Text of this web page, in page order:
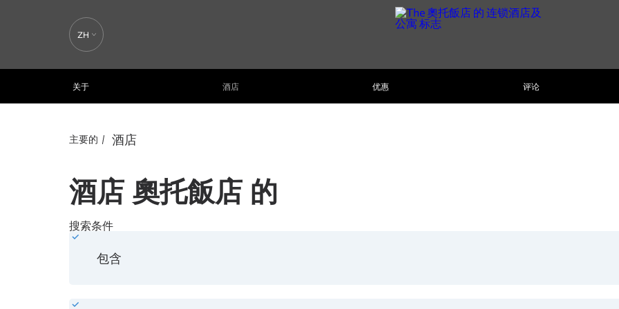
ZH
关于 酒店 优惠 评论
主要的 酒店
酒店 奧托飯店 的
房间过滤器
搜索条件
包含